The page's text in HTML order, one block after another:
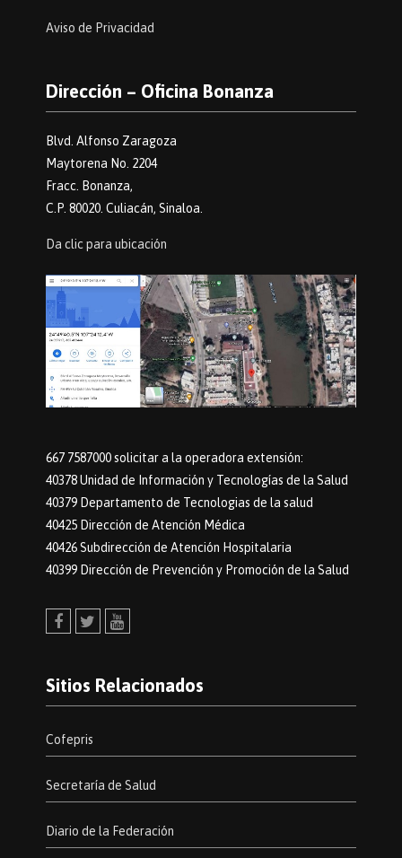
Aviso de Privacidad
Dirección – Oficina Bonanza
Blvd. Alfonso Zaragoza
Maytorena No. 2204
Fracc. Bonanza,
C.P. 80020. Culiacán, Sinaloa.
Da clic para ubicación
667 7587000 solicitar a la operadora extensión:
40378 Unidad de Información y Tecnologías de la Salud
40379 Departamento de Tecnologias de la salud
40425 Dirección de Atención Médica
40426 Subdirección de Atención Hospitalaria
40399 Dirección de Prevención y Promoción de la Salud
Sitios Relacionados
Cofepris
Secretaría de Salud
Diario de la Federación